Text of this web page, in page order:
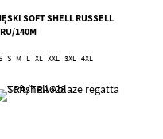
SOFT SHELL RUSSELL
140M
S M L XL XXL 3XL 4XL